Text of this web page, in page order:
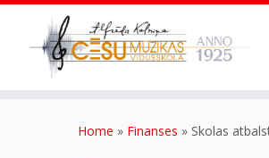
Skip
content
Home » Finanses » Skolas